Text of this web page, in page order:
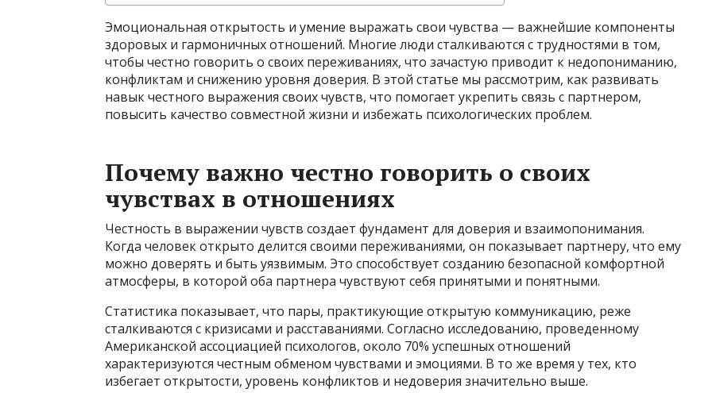
Эмоциональная открытость и умение выражать свои чувства — важнейшие компоненты
здоровых и гармоничных отношений. Многие люди сталкиваются с трудностями в том,
чтобы честно говорить о своих переживаниях, что зачастую приводит к недопониманию,
конфликтам и снижению уровня доверия. В этой статье мы рассмотрим, как развивать
навык честного выражения своих чувств, что помогает укрепить связь с партнером,
повысить качество совместной жизни и избежать психологических проблем.
Почему важно честно говорить о своих
чувствах в отношениях
Честность в выражении чувств создает фундамент для доверия и взаимопонимания.
Когда человек открыто делится своими переживаниями, он показывает партнеру, что ему
можно доверять и быть уязвимым. Это способствует созданию безопасной комфортной
атмосферы, в которой оба партнера чувствуют себя принятыми и понятными.
Статистика показывает, что пары, практикующие открытую коммуникацию, реже
сталкиваются с кризисами и расставаниями. Согласно исследованию, проведенному
Американской ассоциацией психологов, около 70% успешных отношений
характеризуются честным обменом чувствами и эмоциями. В то же время у тех, кто
избегает открытости, уровень конфликтов и недоверия значительно выше.